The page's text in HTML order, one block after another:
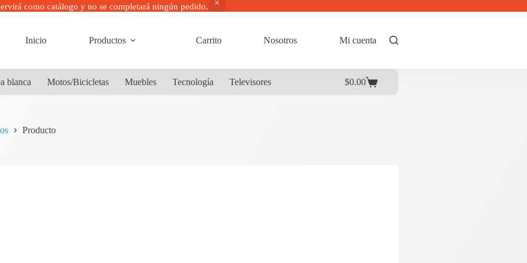
como catálogo y no se completará ningún pedido.
Inicio Productos Carrito Nosotros Mi cuenta
blanca Motos/Bicicletas Muebles Tecnología Televisores
Carrito
$0.00
Producto